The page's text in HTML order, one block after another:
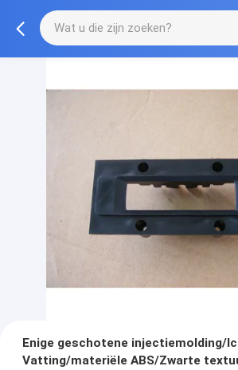
Enige geschotene injectiemolding/
Vatting/materiële ABS/Zwarte